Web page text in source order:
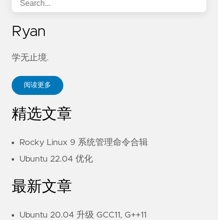
Ryan
学无止境.
阅读更多
精选文章
Rocky Linux 9 系统管理命令合辑
Ubuntu 22.04 优化
最新文章
Ubuntu 20.04 升级 GCC11, G++11